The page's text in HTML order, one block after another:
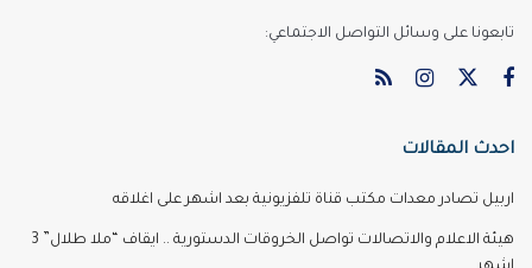
تابعونا على وسائل التواصل الاجتماعي:
احدث المقالات
اربيل تصادر معدات مكتب قناة تلفزيونية بعد اشهر على اغلاقه
هيئة الاعلام والاتصالات تواصل الخروقات الدستورية .. ايقاف “ملا طلال” 3